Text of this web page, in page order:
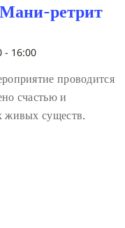
ретрит
- 16:00
проводится
счастью и
живых существ.